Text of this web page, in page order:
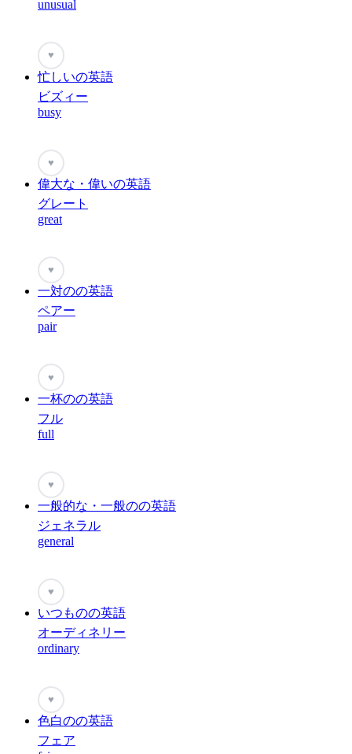
unusual
♥
忙しいの英語
ビズィー
busy
♥
偉大な・偉いの英語
グレート
great
♥
一対のの英語
ペアー
pair
♥
一杯のの英語
フル
full
♥
一般的な・一般のの英語
ジェネラル
general
♥
いつものの英語
オーディネリー
ordinary
♥
色白のの英語
フェア